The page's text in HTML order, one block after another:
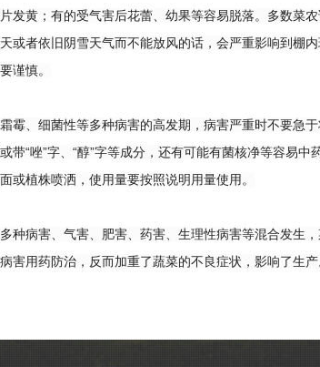
发黄；有的受气害后花蕾、幼果等容易脱落。多数菜
或者依旧阴雪天气而不能放风的话，会严重影响到棚
谨慎。
、细菌性等多种病害的高发期，病害严重时不要急于
带“唑”字、“醇”字等成分，还有可能有菌核净等容易
或植株喷洒，使用量要按照说明用量使用。
病害、气害、肥害、药害、生理性病害等混合发生，
害用药防治，反而加重了蔬菜的不良症状，影响了生产